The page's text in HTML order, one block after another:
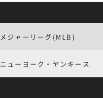
メジャーリーグ(MLB)
ニューヨーク・ヤンキース